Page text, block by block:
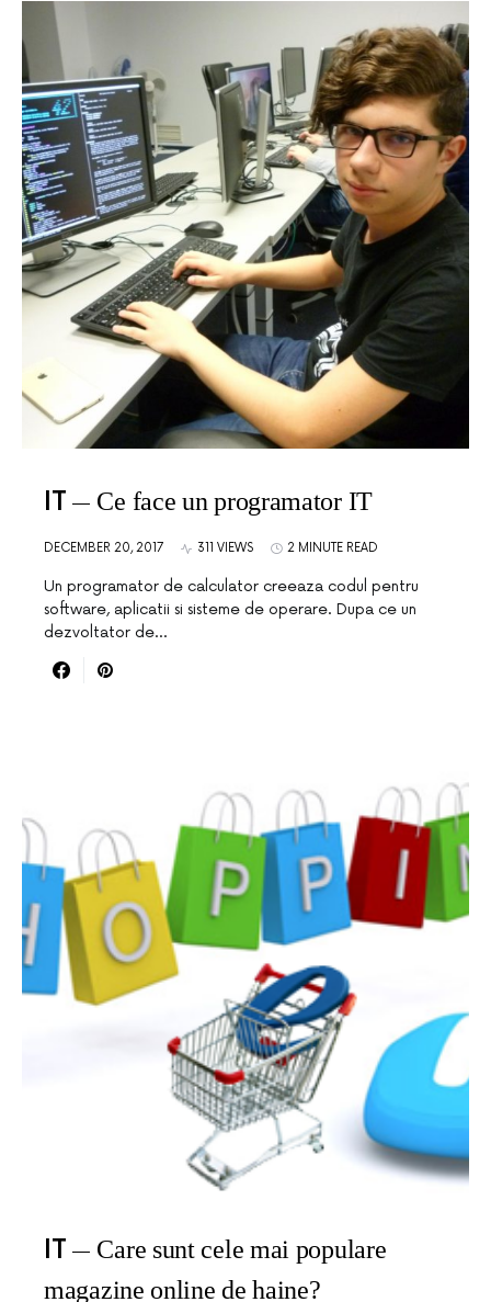
IT Ce face un programator IT
DECEMBER 20, 2017 311 VIEWS 2 MINUTE READ
Un programator de calculator creeaza codul pentru
software, aplicatii si sisteme de operare. Dupa ce un
dezvoltator de…
IT
Care sunt cele mai populare
magazine online de haine?